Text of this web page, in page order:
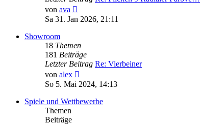
von ava
Beitrag
Sa 31. Jan 2026, 21:11
Showroom
18 Themen
181 Beiträge
Letzter Beitrag Re: Vierbeiner
von alex
Beitrag
So 5. Mai 2024, 14:13
Spiele und Wettbewerbe
Themen
Beiträge